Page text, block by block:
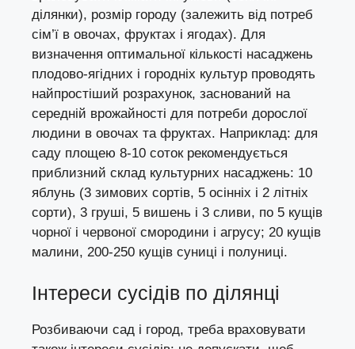
ділянки), розмір городу (залежить від потреб
сім’ї в овочах, фруктах і ягодах). Для
визначення оптимальної кількості насаджень
плодово-ягідних і городніх культур проводять
найпростіший розрахунок, заснований на
середній врожайності для потреби дорослої
людини в овочах та фруктах. Наприклад: для
саду площею 8-10 соток рекомендується
приблизний склад культурних насаджень: 10
яблунь (3 зимових сортів, 5 осінніх і 2 літніх
сорти), 3 груші, 5 вишень і 3 сливи, по 5 кущів
чорної і червоної смородини і агрусу; 20 кущів
малини, 200-250 кущів суниці і полуниці.
Інтереси сусідів по ділянці
Розбиваючи сад і город, треба враховувати